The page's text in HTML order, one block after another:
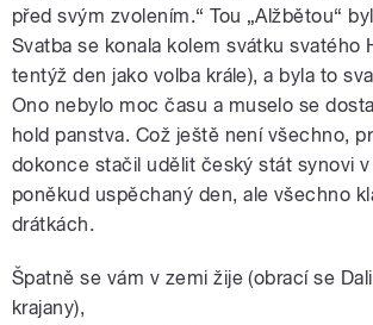
před svým zvolením.“ Tou „Alžbětou“
Svatba se konala kolem svátku svatého
tentýž den jako volba krále), a byla to
Ono nebylo moc času a muselo se
hold panstva. Což ještě není všechno,
dokonce stačil udělit český stát synovi
poněkud uspěchaný den, ale všechno
drátkách.
Špatně se vám v zemi žije (obrací se
krajany),